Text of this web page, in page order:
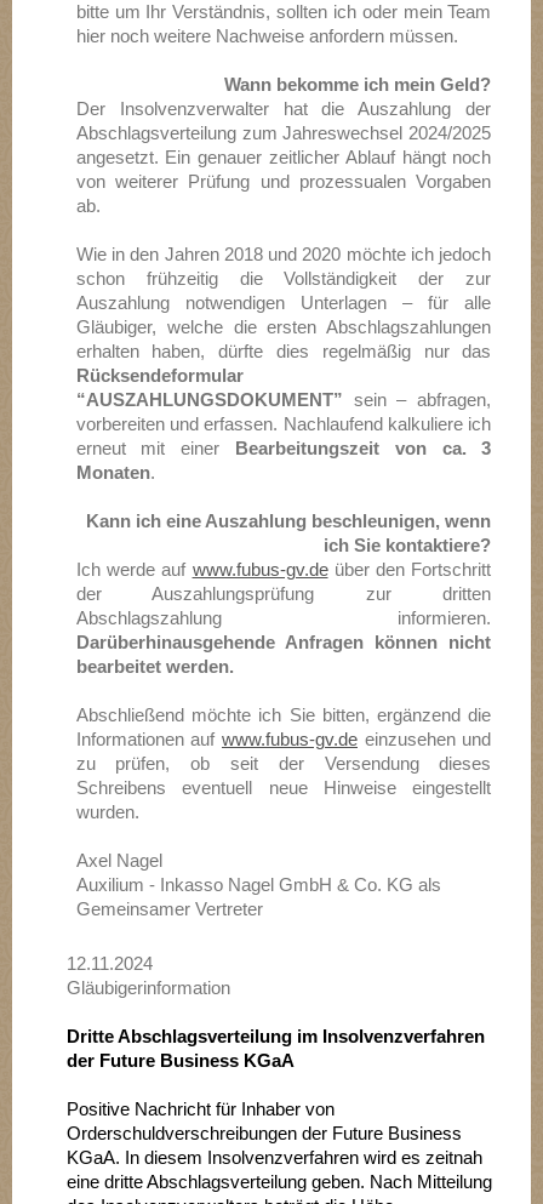
bitte um Ihr Verständnis, sollten ich oder mein Team
hier noch weitere Nachweise anfordern müssen.
Wann bekomme ich mein Geld?
Der Insolvenzverwalter hat die Auszahlung der
Abschlagsverteilung zum Jahreswechsel 2024/2025
angesetzt. Ein genauer zeitlicher Ablauf hängt noch
von weiterer Prüfung und prozessualen Vorgaben
ab.
Wie in den Jahren 2018 und 2020 möchte ich jedoch
schon frühzeitig die Vollständigkeit der zur
Auszahlung notwendigen Unterlagen – für alle
Gläubiger, welche die ersten Abschlagszahlungen
erhalten haben, dürfte dies regelmäßig nur das
Rücksendeformular
“AUSZAHLUNGSDOKUMENT” sein – abfragen,
vorbereiten und erfassen. Nachlaufend kalkuliere ich
erneut mit einer
Bearbeitungszeit von ca. 3
Monaten.
Kann ich eine Auszahlung beschleunigen, wenn
ich Sie kontaktiere?
Ich werde auf www.fubus-gv.deüber den Fortschritt
der Auszahlungsprüfung zur dritten
Abschlagszahlung informieren.
Darüberhinausgehende Anfragen können nicht
bearbeitet werden.
Abschließend möchte ich Sie bitten, ergänzend die
Informationen auf www.fubus-gv.de einzusehen und
zu prüfen, ob seit der Versendung dieses
Schreibens eventuell neue Hinweise eingestellt
wurden.
Axel Nagel
Auxilium - Inkasso Nagel GmbH & Co. KG als
Gemeinsamer Vertreter
12.11.2024
Gläubigerinformation
Dritte Abschlagsverteilung im Insolvenzverfahren
der Future Business KGaA
Positive Nachricht für Inhaber von
Orderschuldverschreibungen der Future Business
KGaA. In diesem Insolvenzverfahren wird es zeitnah
eine dritte Abschlagsverteilung geben. Nach Mitteilung